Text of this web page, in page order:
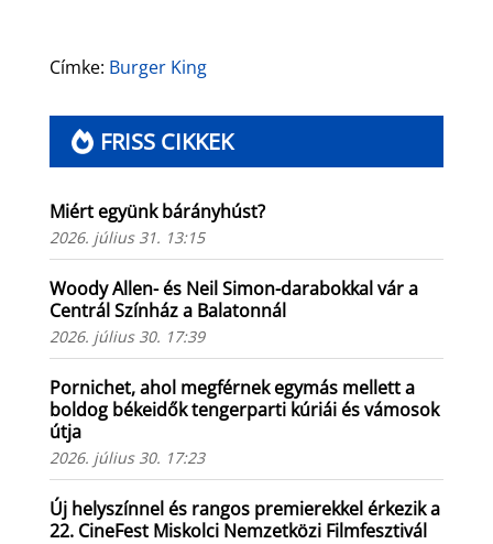
Címke: Burger King
FRISS CIKKEK
Miért együnk bárányhúst?
2026. július 31. 13:15
Woody Allen- és Neil Simon-darabokkal vár a
Centrál Színház a Balatonnál
2026. július 30. 17:39
Pornichet, ahol megférnek egymás mellett a
boldog békeidők tengerparti kúriái és vámosok
útja
2026. július 30. 17:23
Új helyszínnel és rangos premierekkel érkezik a
22. CineFest Miskolci Nemzetközi Filmfesztivál